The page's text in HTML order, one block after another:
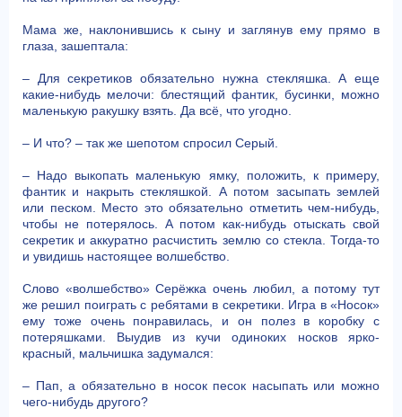
Мама же, наклонившись к сыну и заглянув ему прямо в
глаза, зашептала:
– Для секретиков обязательно нужна стекляшка. А еще
какие-нибудь мелочи: блестящий фантик, бусинки, можно
маленькую ракушку взять. Да всё, что угодно.
– И что? – так же шепотом спросил Серый.
– Надо выкопать маленькую ямку, положить, к примеру,
фантик и накрыть стекляшкой. А потом засыпать землей
или песком. Место это обязательно отметить чем-нибудь,
чтобы не потерялось. А потом как-нибудь отыскать свой
секретик и аккуратно расчистить землю со стекла. Тогда-то
и увидишь настоящее волшебство.
Слово «волшебство» Серёжка очень любил, а потому тут
же решил поиграть с ребятами в секретики. Игра в «Носок»
ему тоже очень понравилась, и он полез в коробку с
потеряшками. Выудив из кучи одиноких носков ярко-
красный, мальчишка задумался:
– Пап, а обязательно в носок песок насыпать или можно
чего-нибудь другого?